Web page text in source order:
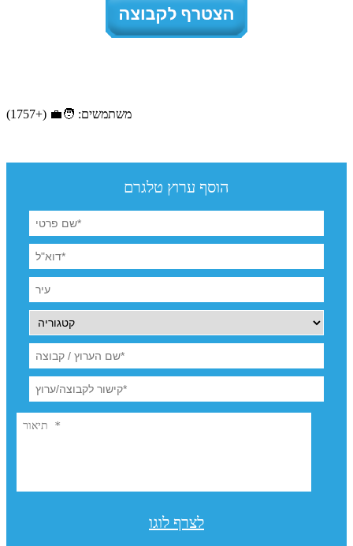
משתמשים: 🧑‍💼 (+1757)
הוסף ערוץ טלגרם
לצרף לוגו